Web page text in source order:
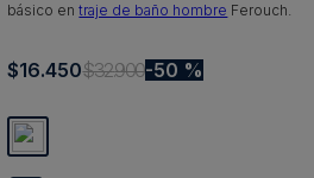
básico entraje de baño hombre Ferouch.
$16.450$32.900 50 %
camisas
5.
chaqueta cuero
7.